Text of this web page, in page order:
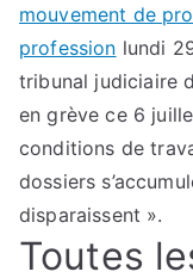
mouvement de
profession lundi
tribunal judiciaire
en grève ce 6
conditions de
dossiers
disparaissent ».
Toutes